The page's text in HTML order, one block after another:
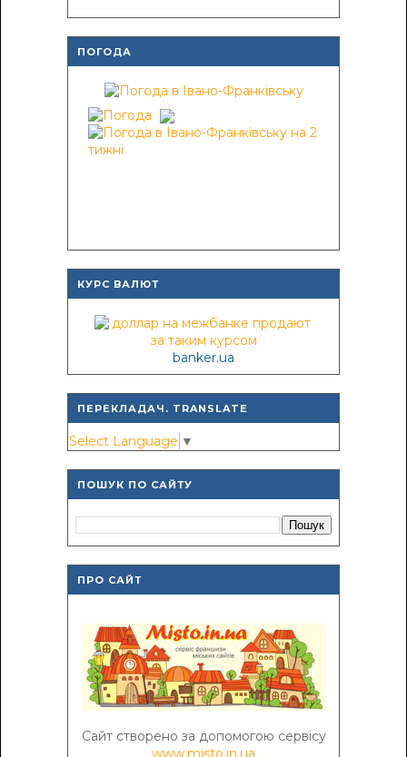
ПОГОДА
КУРС ВАЛЮТ
banker.ua
ПЕРЕКЛАДАЧ. TRANSLATE
Select Language ▼
ПОШУК ПО САЙТУ
ПРО САЙТ
Сайт створено за допомогою сервісу
www.misto.in.ua